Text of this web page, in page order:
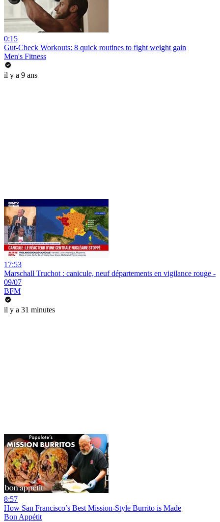
0:15
Gut-Check Workouts: 8 quick routines to fight weight gain
Men's Fitness
il y a 9 ans
17:53
Marschall Truchot : canicule, neuf départements en vigilance rouge -
09/07
BFM
il y a 31 minutes
8:57
How San Francisco’s Best Mission-Style Burrito is Made
Bon Appétit